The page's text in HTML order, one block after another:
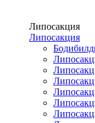
Липосакция
Липосакция